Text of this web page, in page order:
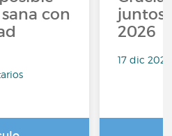
con
2026
17 dic